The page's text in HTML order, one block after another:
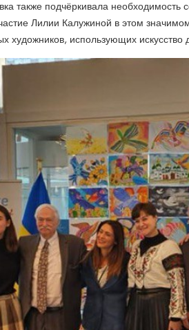
также подчёркивала
Лилии Калужиной в этом
художников, использующих